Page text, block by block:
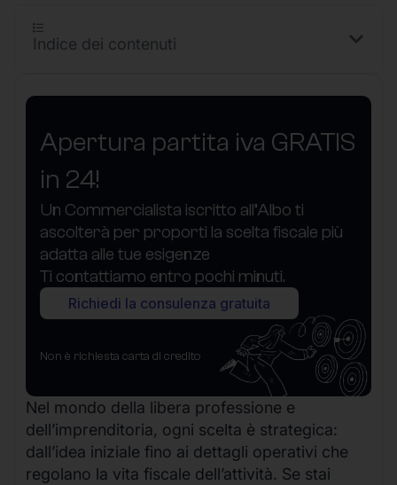
Apertura partita iva GRATIS
in 24!
Un Commercialista iscritto all’Albo ti
ascolterà per proporti la scelta fiscale più
adatta alle tue esigenze
Ti contattiamo entro pochi minuti.
Richiedi la consulenza gratuita
Non è richiesta carta di credito
Nel mondo della libera professione e
dell’imprenditoria, ogni scelta è strategica:
dall’idea iniziale fino ai dettagli operativi che
regolano la vita fiscale dell’attività. Se stai
Indice dei contenuti